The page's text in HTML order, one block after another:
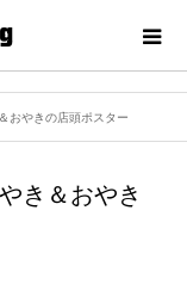
おやきの店頭ポスター
き＆おやき